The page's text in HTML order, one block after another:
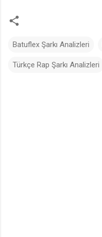
Batuflex Şarkı Analizleri
Türkçe Rap Şarkı Analizleri